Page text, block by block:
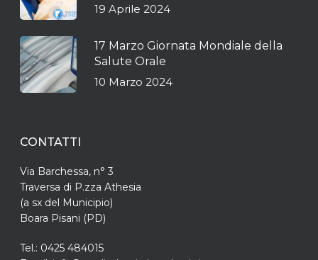
19 Aprile 2024
17 Marzo Giornata Mondiale della
Salute Orale
10 Marzo 2024
CONTATTI
Via Barchessa, n° 3
Traversa di P.zza Athesia
(a sx del Municipio)
Boara Pisani (PD)
Tel.: 0425 484015